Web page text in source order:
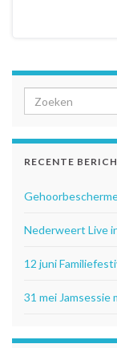
Search for:
RECENTE
Nederweert Live
12 juni
31 mei Jamsessie